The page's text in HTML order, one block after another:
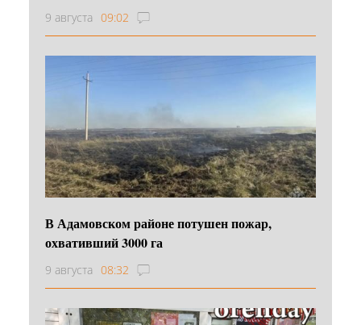
9 августа 09:02
В Адамовском районе потушен пожар,
охвативший 3000 га
9 августа 08:32